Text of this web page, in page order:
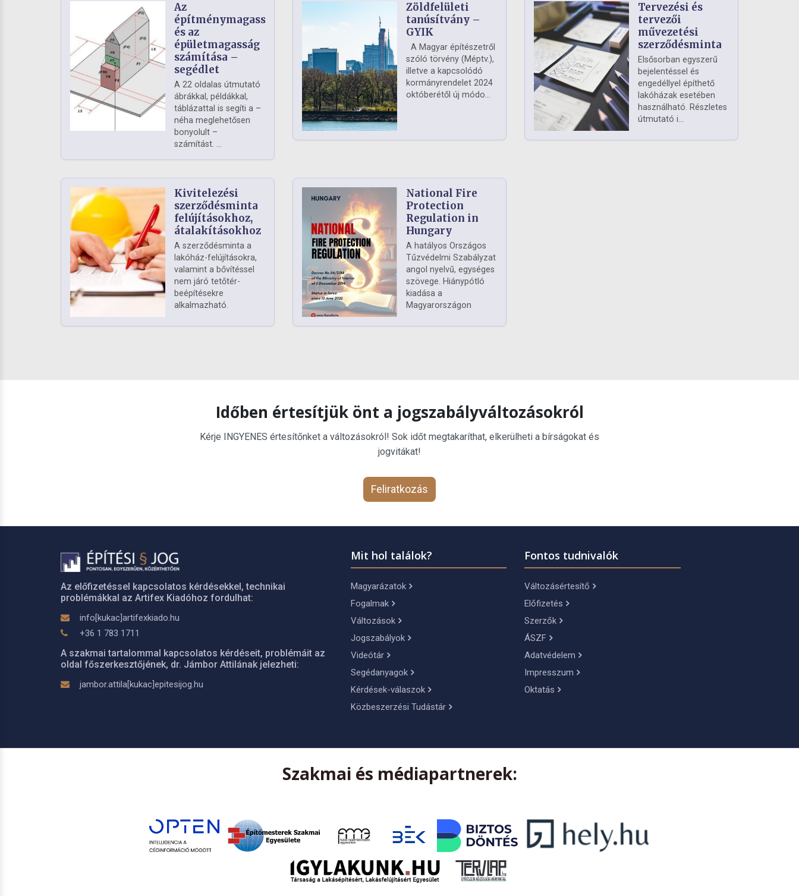
Az
építménymagasság
és az
épületmagasság
számítása –
segédlet
A 22 oldalas útmutató
ábrákkal, példákkal,
táblázattal is segíti a –
néha meglehetősen
bonyolult –
számítást. ...
Zöldfelületi
tanúsítvány –
GYIK
A Magyar építészetről
szóló törvény (Méptv.),
illetve a kapcsolódó
kormányrendelet 2024
októberétől új módo...
Tervezési és
tervezői
művezetési
szerződésminta
Elsősorban egyszerű
bejelentéssel és
engedéllyel építhető
lakóházak esetében
használható. Részletes
útmutató i...
Kivitelezési
szerződésminta
felújításokhoz,
átalakításokhoz
A szerződésminta a
lakóház-felújításokra,
valamint a bővítéssel
nem járó tetőtér-
beépítésekre
alkalmazható.
National Fire
Protection
Regulation in
Hungary
A hatályos Országos
Tűzvédelmi Szabályzat
angol nyelvű, egységes
szövege. Hiánypótló
kiadása a
Magyarországon
Időben értesítjük önt a jogszabályváltozásokról
Kérje INGYENES értesítőnket a változásokról! Sok időt megtakaríthat, elkerülheti a bírságokat és
jogvitákat!
Feliratkozás
Az előfizetéssel kapcsolatos kérdésekkel, technikai
problémákkal az Artifex Kiadóhoz fordulhat:
info[kukac]artifexkiado.hu
+36 1 783 1711
A szakmai tartalommal kapcsolatos kérdéseit, problémáit az
oldal főszerkesztőjének, dr. Jámbor Attilának jelezheti:
jambor.attila[kukac]epitesijog.hu
Mit hol találok?
Magyarázatok
Fogalmak
Változások
Jogszabályok
Videótár
Segédanyagok
Kérdések-válaszok
Közbeszerzési Tudástár
Fontos tudnivalók
Változásértesítő
Előfizetés
Szerzők
ÁSZF
Adatvédelem
Impresszum
Oktatás
Szakmai és médiapartnerek: